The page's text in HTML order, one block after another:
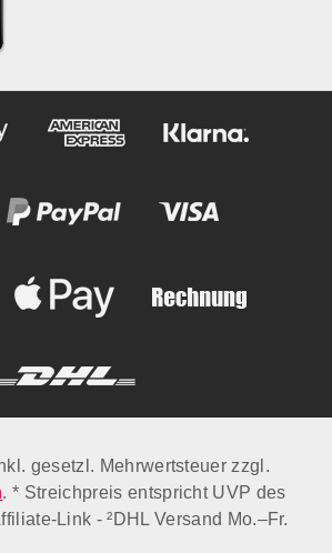
gesetzl. Mehrwertsteuer zzgl.
. * Streichpreis entspricht UVP des
Link - ²DHL Versand Mo.–Fr.